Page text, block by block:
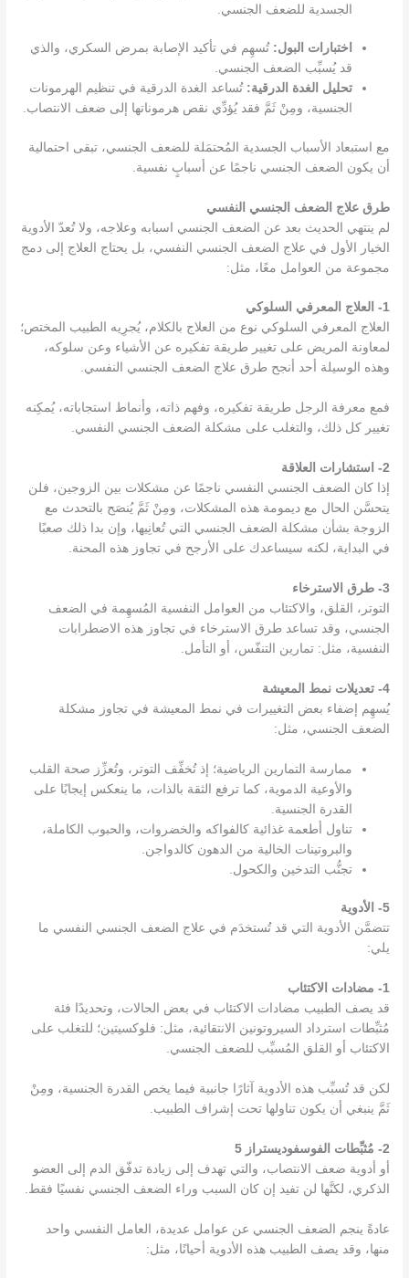
الجسدية للضعف الجنسي.
اختبارات البول:تُسهِم في تأكيد الإصابة بمرض السكري، والذي
قد يُسبِّب الضعف الجنسي.
تحليل الغدة الدرقية:تُساعد الغدة الدرقية في تنظيم الهرمونات
الجنسية، ومِنْ ثَمَّ فقد يُؤدِّي نقص هرموناتها إلى ضعف الانتصاب.
مع استبعاد الأسباب الجسدية المُحتمَلة للضعف الجنسي، تبقى احتمالية
أن يكون الضعف الجنسي ناجمًا عن أسبابٍ نفسية.
طرق علاج الضعف الجنسي النفسي
لم ينتهي الحديث بعد عن الضعف الجنسي اسبابه وعلاجه، ولا تُعدّ الأدوية
الخيار الأول في علاج الضعف الجنسي النفسي، بل يحتاج العلاج إلى دمج
مجموعة من العوامل معًا، مثل:
1- العلاج المعرفي السلوكي
العلاج المعرفي السلوكي نوع من العلاج بالكلام، يُجرِيه الطبيب المختص؛
لمعاونة المريض على تغيير طريقة تفكيره عن الأشياء وعن سلوكه،
وهذه الوسيلة أحد أنجح طرق علاج الضعف الجنسي النفسي.
فمع معرفة الرجل طريقة تفكيره، وفهم ذاته، وأنماط استجاباته، يُمكِنه
تغيير كل ذلك، والتغلب على مشكلة الضعف الجنسي النفسي.
2- استشارات العلاقة
إذا كان الضعف الجنسي النفسي ناجمًا عن مشكلات بين الزوجين، فلن
يتحسَّن الحال مع ديمومة هذه المشكلات، ومِنْ ثَمَّ يُنصَح بالتحدث مع
الزوجة بشأن مشكلة الضعف الجنسي التي تُعانِيها، وإن بدا ذلك صعبًا
في البداية، لكنه سيساعدك على الأرجح في تجاوز هذه المحنة.
3- طرق الاسترخاء
التوتر، القلق، والاكتئاب من العوامل النفسية المُسهِمة في الضعف
الجنسي، وقد تساعد طرق الاسترخاء في تجاوز هذه الاضطرابات
النفسية، مثل: تمارين التنفّس، أو التأمل.
4- تعديلات نمط المعيشة
يُسهِم إضفاء بعض التغييرات في نمط المعيشة في تجاوز مشكلة
الضعف الجنسي، مثل:
ممارسة التمارين الرياضية؛ إذ تُخفِّف التوتر، وتُعزِّز صحة القلب
والأوعية الدموية، كما ترفع الثقة بالذات، ما ينعكس إيجابًا على
القدرة الجنسية.
تناول أطعمة غذائية كالفواكه والخضروات، والحبوب الكاملة،
والبروتينات الخالية من الدهون كالدواجن.
تجنُّب التدخين والكحول.
5- الأدوية
تتضمَّن الأدوية التي قد تُستخدَم في علاج الضعف الجنسي النفسي ما
يلي:
1- مضادات الاكتئاب
قد يصف الطبيب مضادات الاكتئاب في بعض الحالات، وتحديدًا فئة
مُثبِّطات استرداد السيروتونين الانتقائية، مثل: فلوكسيتين؛ للتغلب على
الاكتئاب أو القلق المُسبِّب للضعف الجنسي.
لكن قد تُسبِّب هذه الأدوية آثارًا جانبية فيما يخص القدرة الجنسية، ومِنْ
ثَمَّ ينبغي أن يكون تناولها تحت إشراف الطبيب.
2- مُثبِّطات الفوسفوديستراز 5
أو أدوية ضعف الانتصاب، والتي تهدف إلى زيادة تدفّق الدم إلى العضو
الذكري، لكنَّها لن تفيد إن كان السبب وراء الضعف الجنسي نفسيًا فقط.
عادةً ينجم الضعف الجنسي عن عوامل عديدة، العامل النفسي واحد
منها، وقد يصف الطبيب هذه الأدوية أحيانًا، مثل: